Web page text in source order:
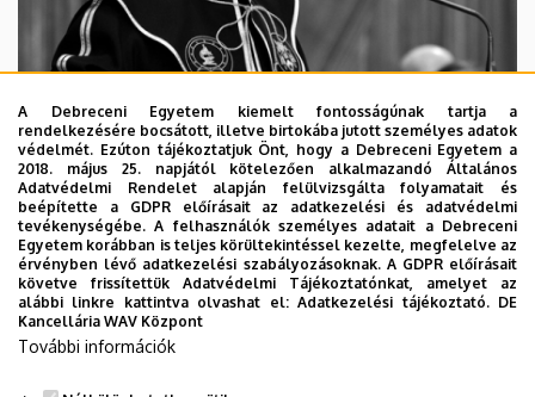
2026. augusztus 5.
Díszdoktorát gyászolja a Debreceni
Egyetem
INTÉZMÉNYI TTK TUDOMÁNY
A Debreceni Egyetem kiemelt fontosságúnak tartja a
rendelkezésére bocsátott, illetve birtokába jutott személyes adatok
védelmét. Ezúton tájékoztatjuk Önt, hogy a Debreceni Egyetem a
2018. május 25. napjától kötelezően alkalmazandó Általános
Adatvédelmi Rendelet alapján felülvizsgálta folyamatait és
beépítette a GDPR előírásait az adatkezelési és adatvédelmi
tevékenységébe. A felhasználók személyes adatait a Debreceni
Egyetem korábban is teljes körültekintéssel kezelte, megfelelve az
érvényben lévő adatkezelési szabályozásoknak. A GDPR előírásait
követve frissítettük Adatvédelmi Tájékoztatónkat, amelyet az
alábbi linkre kattintva olvashat el:Adatkezelési tájékoztató. DE
Kancellária WAV Központ
További információk